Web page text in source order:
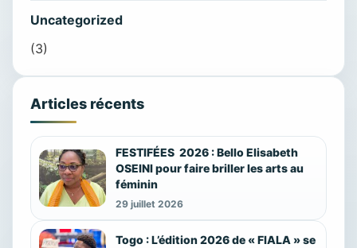
Uncategorized
(3)
Articles récents
FESTIFÉES 2026 : Bello Elisabeth
OSEINI pour faire briller les arts au
féminin
29 juillet 2026
Togo : L’édition 2026 de « FIALA » se